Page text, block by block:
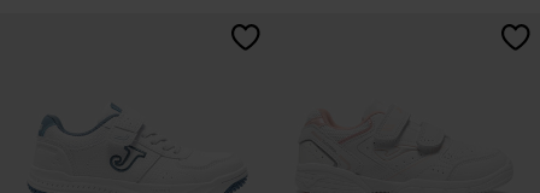
3,5 din 5 evaluări ale clienților 4,3 din 5 evaluări ale clienților